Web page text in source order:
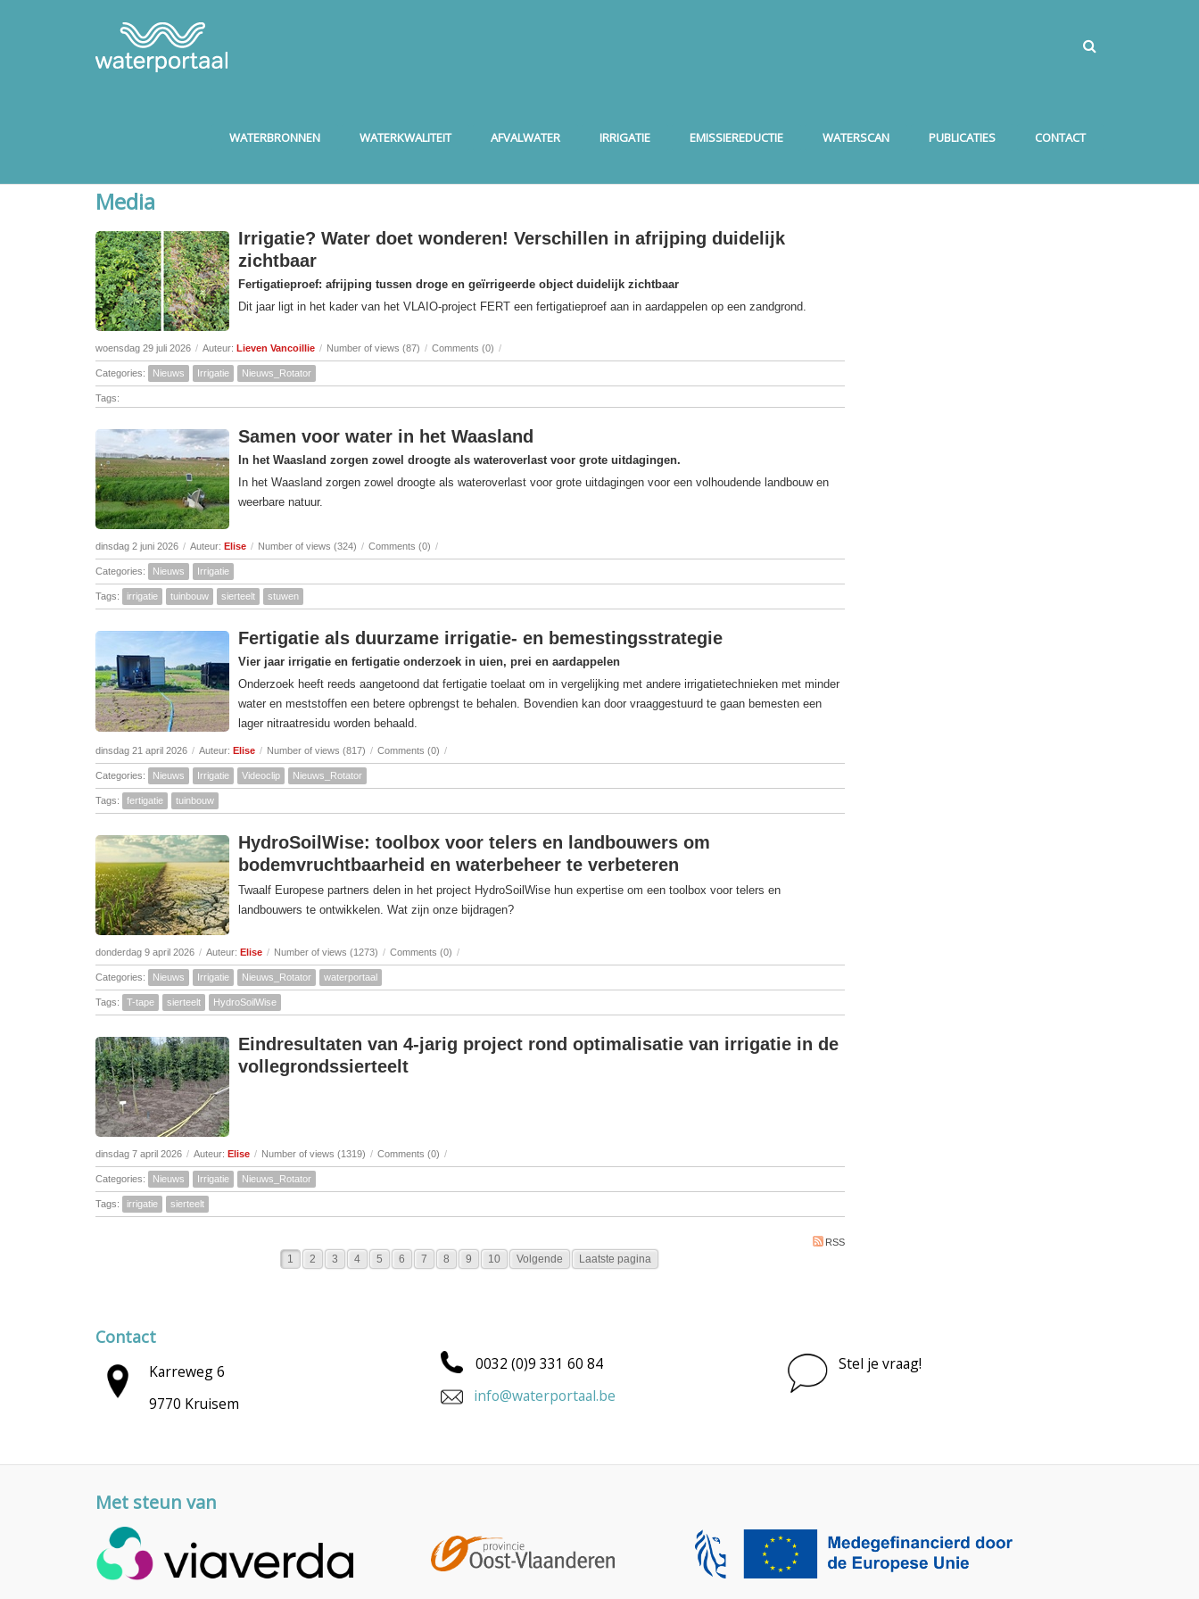
WATERBRONNEN WATERKWALITEIT AFVALWATER IRRIGATIE EMISSIEREDUCTIE WATERSCAN PUBLICATIES CONTACT
Media
Irrigatie? Water doet wonderen! Verschillen in afrijping duidelijk
zichtbaar
Fertigatieproef: afrijping tussen droge en geïrrigeerde object duidelijk zichtbaar
Dit jaar ligt in het kader van het VLAIO-project FERT een fertigatieproef aan in aardappelen op een zandgrond.
woensdag 29 juli 2026 / Auteur: Lieven Vancoillie / Number of views (87) / Comments (0) /
Categories: Nieuws Irrigatie Nieuws_Rotator
Tags:
Samen voor water in het Waasland
In het Waasland zorgen zowel droogte als wateroverlast voor grote uitdagingen.
In het Waasland zorgen zowel droogte als wateroverlast voor grote uitdagingen voor een volhoudende landbouw en
weerbare natuur.
dinsdag 2 juni 2026 / Auteur: Elise / Number of views (324) / Comments (0) /
Categories: Nieuws Irrigatie
Tags: irrigatie tuinbouw sierteelt stuwen
Fertigatie als duurzame irrigatie- en bemestingsstrategie
Vier jaar irrigatie en fertigatie onderzoek in uien, prei en aardappelen
Onderzoek heeft reeds aangetoond dat fertigatie toelaat om in vergelijking met andere irrigatietechnieken met minder
water en meststoffen een betere opbrengst te behalen. Bovendien kan door vraaggestuurd te gaan bemesten een
lager nitraatresidu worden behaald.
dinsdag 21 april 2026 / Auteur: Elise / Number of views (817) / Comments (0) /
Categories: Nieuws Irrigatie Videoclip Nieuws_Rotator
Tags: fertigatie tuinbouw
HydroSoilWise: toolbox voor telers en landbouwers om
bodemvruchtbaarheid en waterbeheer te verbeteren
Twaalf Europese partners delen in het project HydroSoilWise hun expertise om een toolbox voor telers en
landbouwers te ontwikkelen. Wat zijn onze bijdragen?
donderdag 9 april 2026 / Auteur: Elise / Number of views (1273) / Comments (0) /
Categories: Nieuws Irrigatie Nieuws_Rotator waterportaal
Tags: T-tape sierteelt HydroSoilWise
Eindresultaten van 4-jarig project rond optimalisatie van irrigatie in de
vollegrondssierteelt
dinsdag 7 april 2026 / Auteur: Elise / Number of views (1319) / Comments (0) /
Categories: Nieuws Irrigatie Nieuws_Rotator
Tags: irrigatie sierteelt
RSS
1 2 3 4 5 6 7 8 9 10 Volgende Laatste pagina
Contact
Karreweg 6
9770 Kruisem
0032 (0)9 331 60 84
info@waterportaal.be
Stel je vraag!
Met steun van